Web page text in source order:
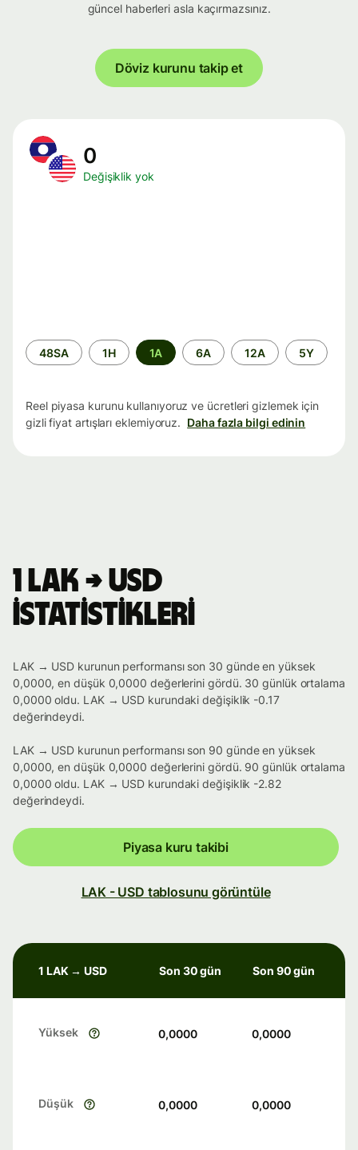
güncel haberleri asla kaçırmazsınız.
Döviz kurunu takip et
0
Değişiklik yok
Zaman
aralığı
48SA 1H 1A 6A 12A 5Y
Reel piyasa kurunu kullanıyoruz ve ücretleri gizlemek için
gizli fiyat artışları eklemiyoruz. Daha fazla bilgi edinin
1 LAK → USD
istatistikleri
LAK → USD kurunun performansı son 30 günde en yüksek
0,0000, en düşük 0,0000 değerlerini gördü. 30 günlük ortalama
0,0000 oldu. LAK → USD kurundaki değişiklik -0.17
değerindeydi.
LAK → USD kurunun performansı son 90 günde en yüksek
0,0000, en düşük 0,0000 değerlerini gördü. 90 günlük ortalama
0,0000 oldu. LAK → USD kurundaki değişiklik -2.82
değerindeydi.
Piyasa kuru takibi
LAK - USD tablosunu görüntüle
1 LAK → USD Son 30 gün Son 90 gün
Yüksek 0,0000 0,0000
Düşük 0,0000 0,0000